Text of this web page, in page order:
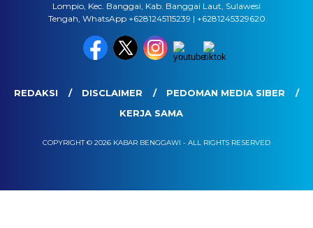
Lompio, Kec. Banggai, Kab. Banggai Laut, Sulawesi
Tengah, WhatsApp +6281245115239 | +6281245329620
REDAKSI DISCLAIMER
PEDOMAN MEDIA SIBER
KERJA SAMA
COPYRIGHT © 2026 KABAR BENGGAWI - ALL RIGHTS RESERVED